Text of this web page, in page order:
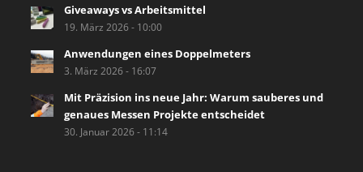
Giveaways vs Arbeitsmittel
19. März 2026 - 10:00
Anwendungen eines Doppelmeters
3. März 2026 - 16:07
Mit Präzision ins neue Jahr: Warum sauberes und
genaues Messen Projekte entscheidet
30. Januar 2026 - 11:14